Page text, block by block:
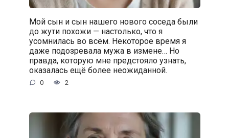
Мой сын и сын нашего нового соседа были
до жути похожи — настолько, что я
усомнилась во всём. Некоторое время я
даже подозревала мужа в измене… Но
правда, которую мне предстояло узнать,
оказалась ещё более неожиданной.
0 2